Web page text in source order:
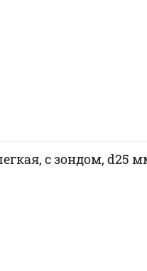
с зондом, d25